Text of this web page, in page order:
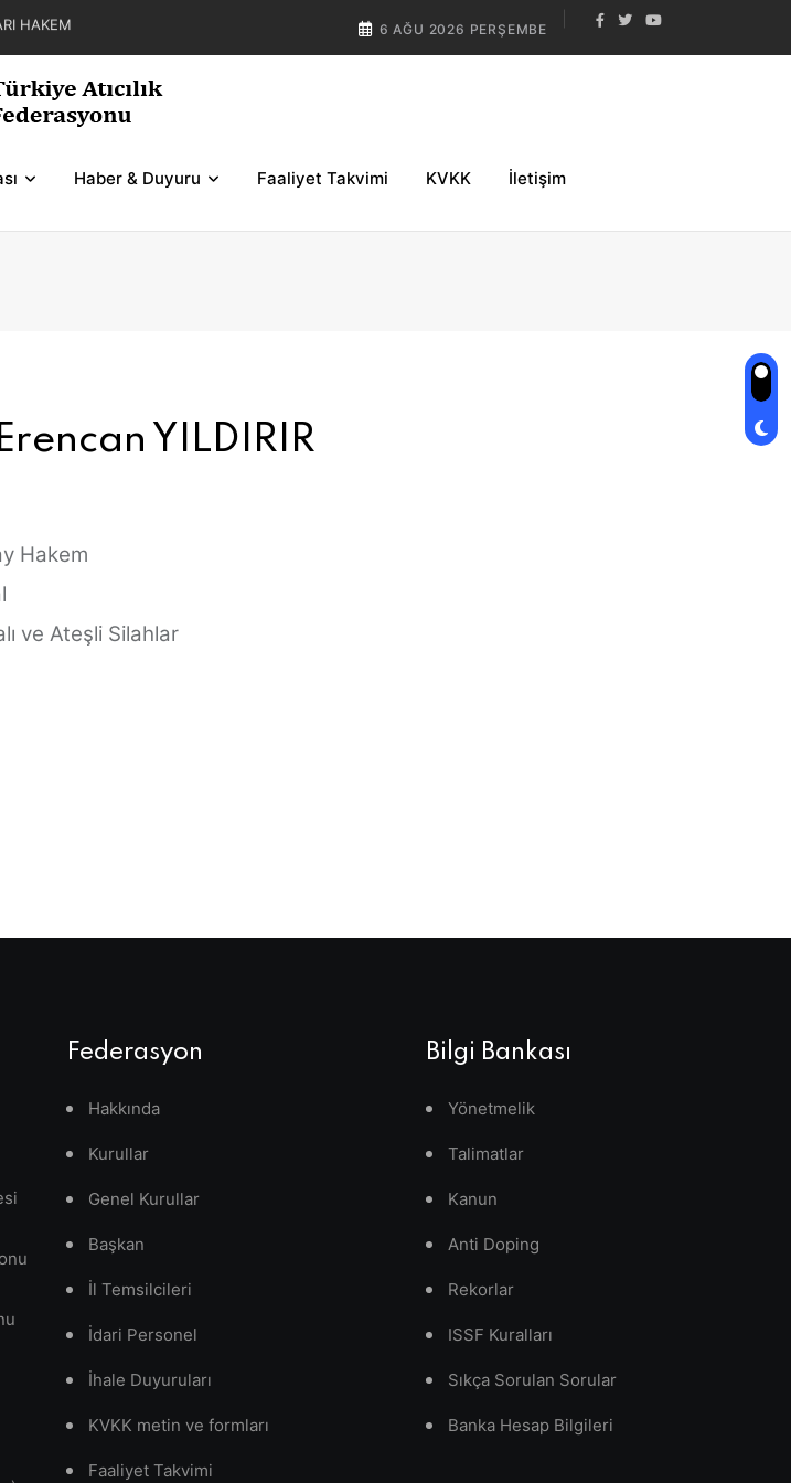
HAKEM
VE ŞEMALARI
6 AĞU 2026 PERŞEMBE
Haber & Duyuru Faaliyet Takvimi KVKK İletişim
YILDIRIR
Hakem
ve Ateşli Silahlar
Federasyon
Hakkında
Kurullar
Genel Kurullar
Başkan
İl Temsilcileri
İdari Personel
İhale Duyuruları
KVKK metin ve formları
Faaliyet Takvimi
Bilgi Bankası
Yönetmelik
Talimatlar
Kanun
Anti Doping
Rekorlar
ISSF Kuralları
Sıkça Sorulan Sorular
Banka Hesap Bilgileri